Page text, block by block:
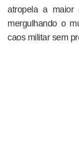
atropela a maior
mergulhando o
caos militar sem